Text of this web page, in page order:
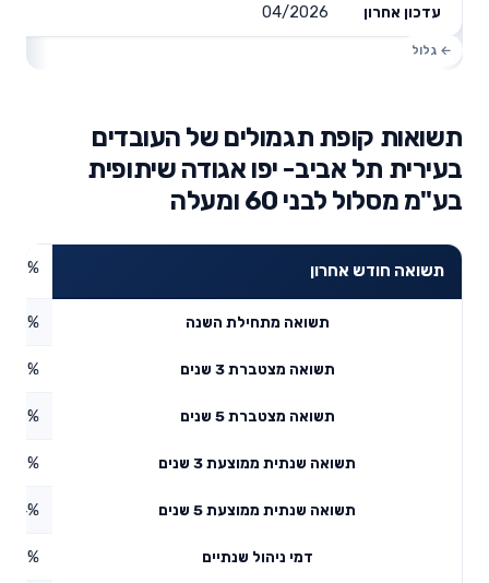
עדכון אחרון 04/2026
תשואות קופת תגמולים של העובדים
בעירית תל אביב- יפו אגודה שיתופית
בע"מ מסלול לבני 60 ומעלה
תשואה חודש אחרון
תשואה מתחילת השנה
תשואה מצטברת 3 שנים
תשואה מצטברת 5 שנים
תשואה שנתית ממוצעת 3 שנים
תשואה שנתית ממוצעת 5 שנים
דמי ניהול שנתיים